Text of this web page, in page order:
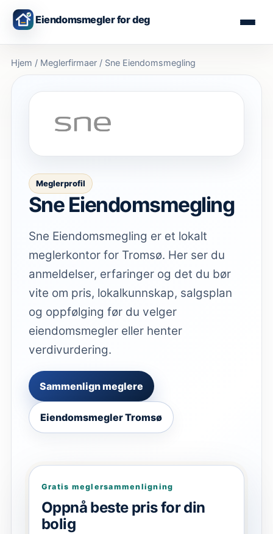
Eiendomsmegler for deg
Hjem / Meglerfirmaer / Sne Eiendomsmegling
Meglerprofil
Sne Eiendomsmegling
Sne Eiendomsmegling er et lokalt
meglerkontor for Tromsø. Her ser du
anmeldelser, erfaringer og det du bør
vite om pris, lokalkunnskap, salgsplan
og oppfølging før du velger
eiendomsmegler eller henter
verdivurdering.
Sammenlign meglere
Eiendomsmegler Tromsø
Gratis meglersammenligning
Oppnå beste pris for din
bolig